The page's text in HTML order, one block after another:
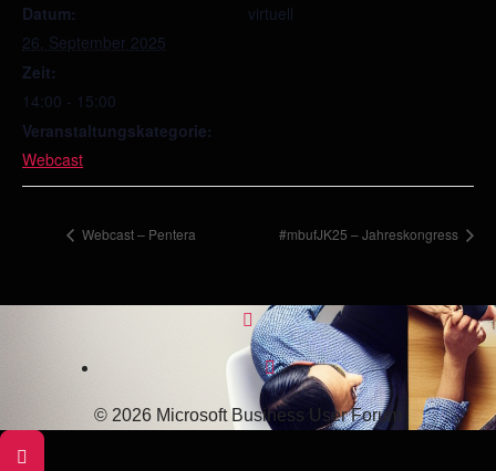
Datum:
26. September 2025
Zeit:
14:00 - 15:00
Veranstaltungskategorie:
Webcast
virtuell
Webcast – Pentera #mbufJK25 – Jahreskongress
© 2026 Microsoft Business User Forum